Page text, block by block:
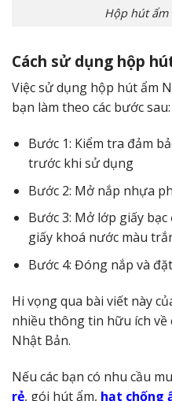
Hộp hút
Cách sử dụng hộp
Việc sử dụng hộp hút ẩm
bạn làm theo các bước sau:
Bước 1: Kiểm tra đảm
trước khi sử dụng
Bước 2: Mở nắp nhựa
Bước 3: Mở lớp giấy
giấy khoá nước màu
Bước 4: Đóng nắp và
Hi vọng qua bài viết này
nhiều thông tin hữu ích về
Nhật Bản.
Nếu các bạn có nhu cầu
rẻ, gói hút ẩm, hạt chống